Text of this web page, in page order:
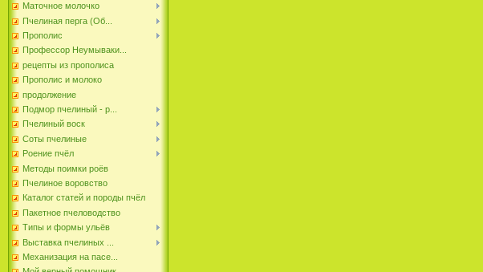
Маточное молочко
Пчелиная перга (Об...
Прополис
Профессор Неумываки...
рецепты из прополиса
Прополис и молоко
продолжение
Подмор пчелиный - р...
Пчелиный воск
Соты пчелиные
Роение пчёл
Методы поимки роёв
Пчелиное воровство
Каталог статей и породы пчёл
Пакетное пчеловодство
Типы и формы ульёв
Выставка пчелиных ...
Механизация на пасе...